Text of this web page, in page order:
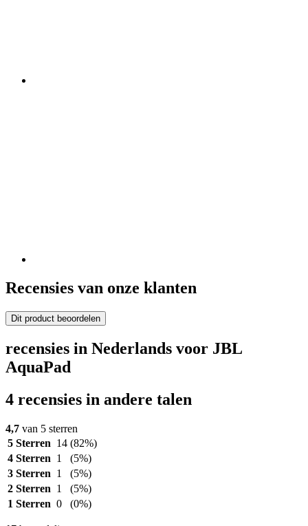
Recensies van onze klanten
Dit product beoordelen
recensies in Nederlands voor JBL
AquaPad
4 recensies in andere talen
4,7 van 5 sterren
5 Sterren 14 (82%)
4 Sterren 1
(5%)
3 Sterren 1
(5%)
2 Sterren 1
(5%)
1 Sterren 0 (0%)